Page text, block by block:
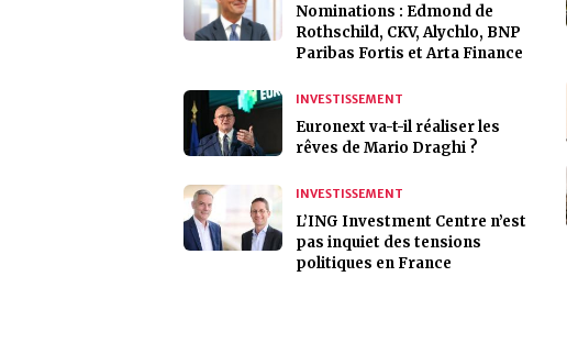
Nominations : Edmond de
Rothschild, CKV, Alychlo, BNP
Paribas Fortis et Arta Finance
INVESTISSEMENT
Euronext va-t-il réaliser les
rêves de Mario Draghi ?
INVESTISSEMENT
L’ING Investment Centre n’est
pas inquiet des tensions
politiques en France